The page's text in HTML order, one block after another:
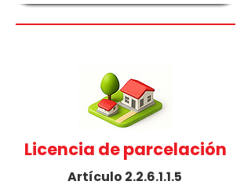
Licencia de parcelación
Artículo 2.2.6.1.1.5